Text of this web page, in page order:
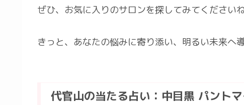
ぜひ、お気に入りのサロンを探してみてくださいね
きっと、あなたの悩みに寄り添い、明るい未来へ
代官山の当たる占い：中目黒 パント